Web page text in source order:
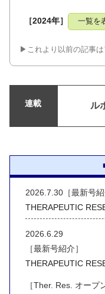
［2024年］ 一覧を
▶︎これより以前の記事は
連載 ル
2026.7.30［最新号紹
THERAPEUTIC
2026.6.29
［最新号紹介］
THERAPEUTIC
［Ther. Res. オープ